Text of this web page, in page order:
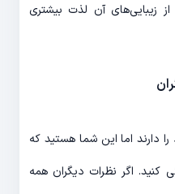
زندگی آسان‎‌تر کنار خواهیم آمد و از زیبایی‌‎های آن لذت بیشتری
دارند اما این شما هستید که
کنید. اگر نظرات دیگران همه